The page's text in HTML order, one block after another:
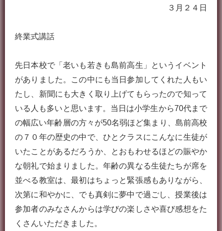
３月２４日
終業式講話
先日本校で「老いも若きも島前高生」というイベント
がありました。この中にも当日参加してくれた人もい
たし、新聞にも大きく取り上げてもらったので知って
いる人も多いと思います。当日は小学生から70代まで
の幅広い年齢層の方々が50名弱ほど集まり、島前高校
の７０年の歴史の中で、ひとクラスにこんなに生徒が
いたことがあるだろうか、とおもわせるほどの賑やか
な朝礼で始まりました。年齢の異なる生徒たちが席を
並べる教室は、最初はちょっと緊張感もありながら、
次第に和やかに、でも真剣に夢中で過ごし、授業後は
参加者のみなさんからは学びの楽しさや喜び感想をた
くさんいただきました。